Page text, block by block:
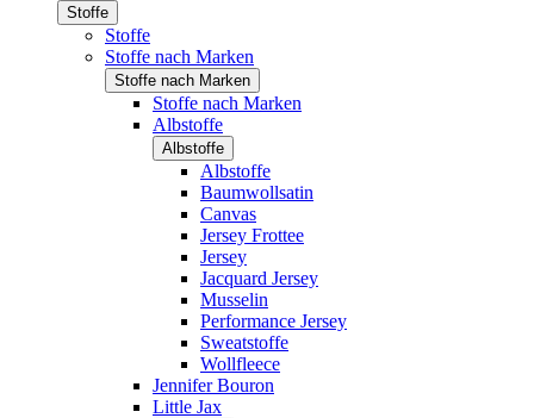
Stoffe
Stoffe
Stoffe nach Marken
Stoffe nach Marken
Stoffe nach Marken
Albstoffe
Albstoffe
Albstoffe
Baumwollsatin
Canvas
Jersey Frottee
Jersey
Jacquard Jersey
Musselin
Performance Jersey
Sweatstoffe
Wollfleece
Jennifer Bouron
Little Jax